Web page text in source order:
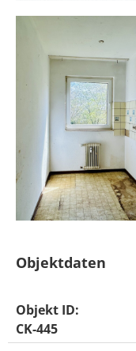
Objektdaten
Objekt ID:
CK-445